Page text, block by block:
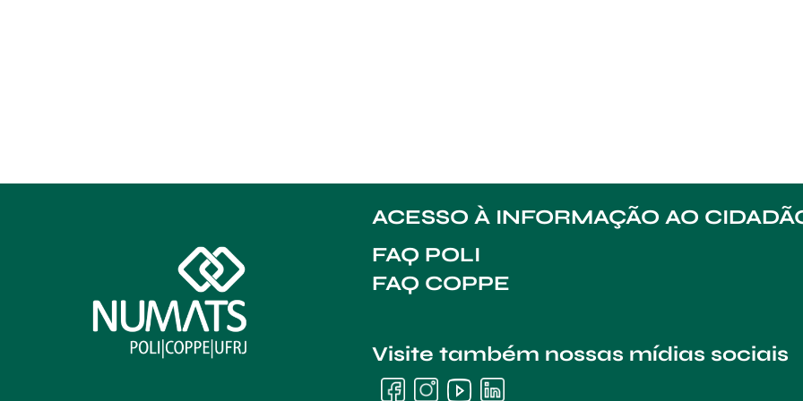
ACESSO À INFORMAÇÃO AO
FAQ POLI
FAQ COPPE
Visite também nossas mídias sociais